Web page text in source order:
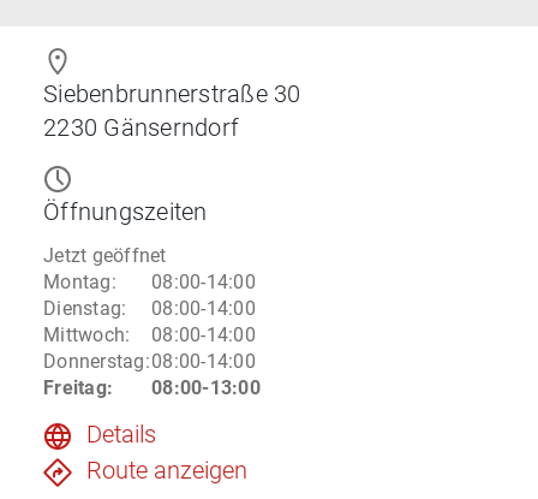
Siebenbrunnerstraße 30
2230 Gänserndorf
Öffnungszeiten
Jetzt geöffnet
Montag:
08:00-14:00
Dienstag:
08:00-14:00
Mittwoch:
08:00-14:00
Donnerstag:08:00-14:00
Freitag: 08:00-13:00
Details
Route anzeigen